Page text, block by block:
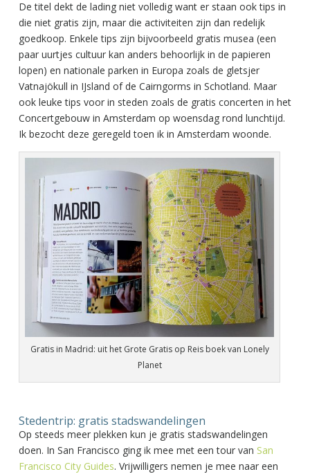
De titel dekt de lading niet volledig want er staan ook tips in
die niet gratis zijn, maar die activiteiten zijn dan redelijk
goedkoop. Enkele tips zijn bijvoorbeeld gratis musea (een
paar uurtjes cultuur kan anders behoorlijk in de papieren
lopen) en nationale parken in Europa zoals de gletsjer
Vatnajökull in IJsland of de Cairngorms in Schotland. Maar
ook leuke tips voor in steden zoals de gratis concerten in het
Concertgebouw in Amsterdam op woensdag rond lunchtijd.
Ik bezocht deze geregeld toen ik in Amsterdam woonde.
Gratis in Madrid: uit het Grote Gratis op Reis boek van Lonely
Planet
Stedentrip: gratis stadswandelingen
Op steeds meer plekken kun je gratis stadswandelingen
doen. In San Francisco ging ik mee met een tour van San
Francisco City Guides. Vrijwilligers nemen je mee naar een